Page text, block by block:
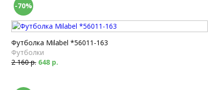
-70%
Футболка Milabel *56011-163
Футболки
2 160 р. 648 р.